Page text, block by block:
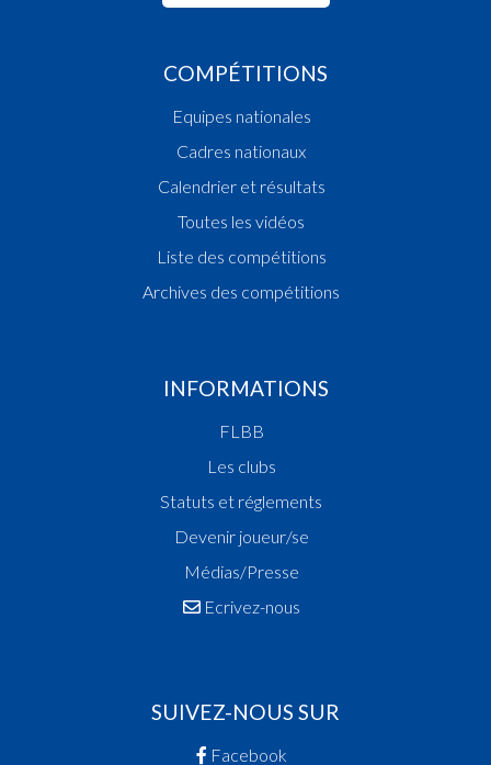
COMPÉTITIONS
Equipes nationales
Cadres nationaux
Calendrier et résultats
Toutes les vidéos
Liste des compétitions
Archives des compétitions
INFORMATIONS
FLBB
Les clubs
Statuts et réglements
Devenir joueur/se
Médias/Presse
Ecrivez-nous
SUIVEZ-NOUS SUR
Facebook